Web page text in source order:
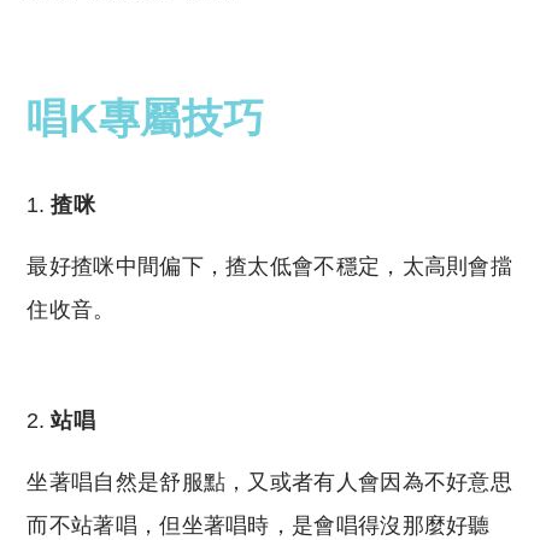
唱K專屬技巧
揸咪
最好揸咪中間偏下，揸太低會不穩定，太高則會擋
住收音。
站唱
坐著唱自然是舒服點，又或者有人會因為不好意思
而不站著唱，但坐著唱時，是會唱得沒那麼好聽